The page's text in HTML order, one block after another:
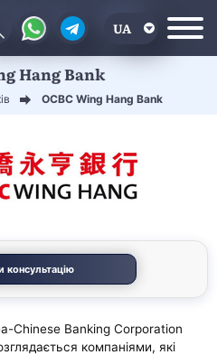
UA
Hang Bank
OCBC Wing Hang Bank
консультацію
Chinese Banking Corporation
компаніями, які